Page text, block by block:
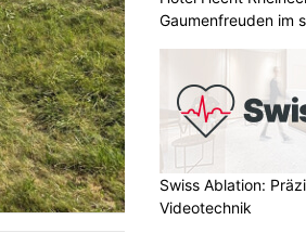
Gaumenfreuden im
Swiss Ablation:
Videotechnik